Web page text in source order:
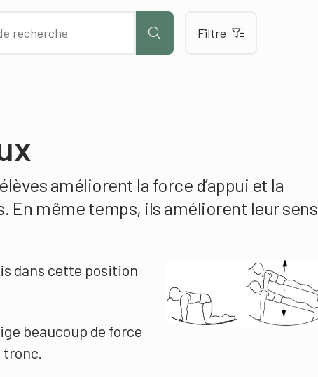
Filtre
améliorent la force d’appui et la
En même temps, ils améliorent leur sens
dans cette position
beaucoup de force